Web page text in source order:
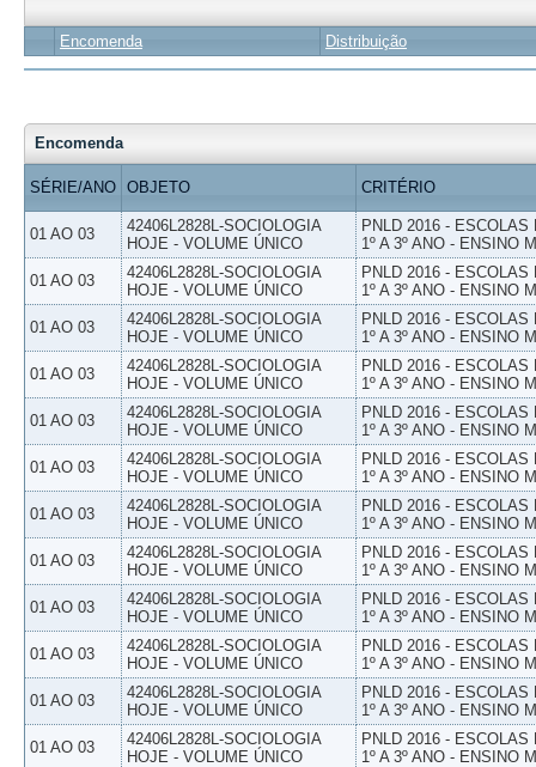
Encomenda Distribuição
Encomenda
SÉRIE/ANO OBJETO CRITÉRIO
01 AO 03
42406L2828L-SOCIOLOGIA
HOJE - VOLUME ÚNICO
PNLD 2016 -
1º A 3º ANO - ENSINO
01 AO 03
42406L2828L-SOCIOLOGIA
HOJE - VOLUME ÚNICO
PNLD 2016 -
1º A 3º ANO - ENSINO
01 AO 03
42406L2828L-SOCIOLOGIA
HOJE - VOLUME ÚNICO
PNLD 2016 -
1º A 3º ANO - ENSINO
01 AO 03
42406L2828L-SOCIOLOGIA
HOJE - VOLUME ÚNICO
PNLD 2016 -
1º A 3º ANO - ENSINO
01 AO 03
42406L2828L-SOCIOLOGIA
HOJE - VOLUME ÚNICO
PNLD 2016 -
1º A 3º ANO - ENSINO
01 AO 03
42406L2828L-SOCIOLOGIA
HOJE - VOLUME ÚNICO
PNLD 2016 -
1º A 3º ANO - ENSINO
01 AO 03
42406L2828L-SOCIOLOGIA
HOJE - VOLUME ÚNICO
PNLD 2016 -
1º A 3º ANO - ENSINO
01 AO 03
42406L2828L-SOCIOLOGIA
HOJE - VOLUME ÚNICO
PNLD 2016 -
1º A 3º ANO - ENSINO
01 AO 03
42406L2828L-SOCIOLOGIA
HOJE - VOLUME ÚNICO
PNLD 2016 -
1º A 3º ANO - ENSINO
01 AO 03
42406L2828L-SOCIOLOGIA
HOJE - VOLUME ÚNICO
PNLD 2016 -
1º A 3º ANO - ENSINO
01 AO 03
42406L2828L-SOCIOLOGIA
HOJE - VOLUME ÚNICO
PNLD 2016 -
1º A 3º ANO - ENSINO
01 AO 03
42406L2828L-SOCIOLOGIA
HOJE - VOLUME ÚNICO
PNLD 2016 -
1º A 3º ANO - ENSINO